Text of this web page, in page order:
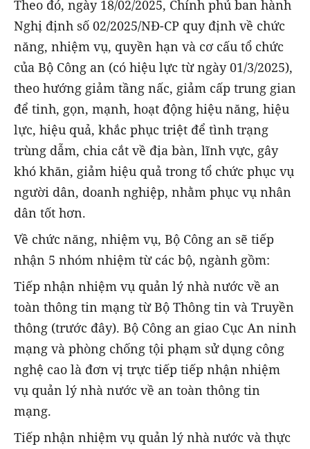
Theo đó, ngày 18/02/2025, Chính phủ ban hành
Nghị định số 02/2025/NĐ-CP quy định về chức
năng, nhiệm vụ, quyền hạn và cơ cấu tổ chức
của Bộ Công an (có hiệu lực từ ngày 01/3/2025),
theo hướng giảm tầng nấc, giảm cấp trung gian
để tinh, gọn, mạnh, hoạt động hiệu năng, hiệu
lực, hiệu quả, khắc phục triệt để tình trạng
trùng dẫm, chia cắt về địa bàn, lĩnh vực, gây
khó khăn, giảm hiệu quả trong tổ chức phục vụ
người dân, doanh nghiệp, nhằm phục vụ nhân
dân tốt hơn.
Về chức năng, nhiệm vụ, Bộ Công an sẽ tiếp
nhận 5 nhóm nhiệm từ các bộ, ngành gồm:
Tiếp nhận nhiệm vụ quản lý nhà nước về an
toàn thông tin mạng từ Bộ Thông tin và Truyền
thông (trước đây). Bộ Công an giao Cục An ninh
mạng và phòng chống tội phạm sử dụng công
nghệ cao là đơn vị trực tiếp tiếp nhận nhiệm
vụ quản lý nhà nước về an toàn thông tin
mạng.
Tiếp nhận nhiệm vụ quản lý nhà nước và thực